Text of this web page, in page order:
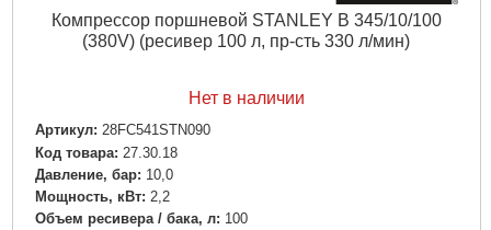
Компрессор поршневой STANLEY B 345/10/100
(380V) (ресивер 100 л, пр-сть 330 л/мин)
Нет в наличии
Артикул: 28FC541STN090
Код товара: 27.30.18
Давление, бар: 10,0
Мощность, кВт: 2,2
Объем ресивера / бака, л: 100